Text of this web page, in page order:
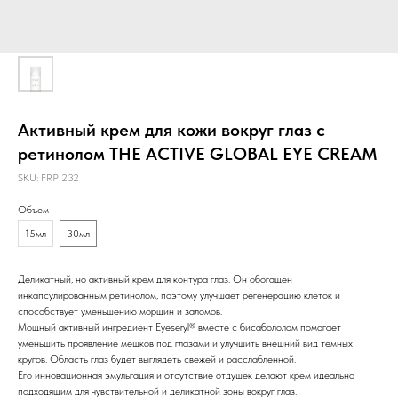
Активный крем для кожи вокруг глаз с
ретинолом THE ACTIVE GLOBAL EYE CREAM
SKU: FRР 232
Объем
15мл
30мл
Деликатный, но активный крем для контура глаз. Он обогащен
инкапсулированным ретинолом, поэтому улучшает регенерацию клеток и
способствует уменьшению морщин и заломов.
Мощный активный ингредиент Eyeseryl® вместе с бисабололом помогает
уменьшить проявление мешков под глазами и улучшить внешний вид темных
кругов. Область глаз будет выглядеть свежей и расслабленной.
Его инновационная эмульгация и отсутствие отдушек делают крем идеально
подходящим для чувствительной и деликатной зоны вокруг глаз.